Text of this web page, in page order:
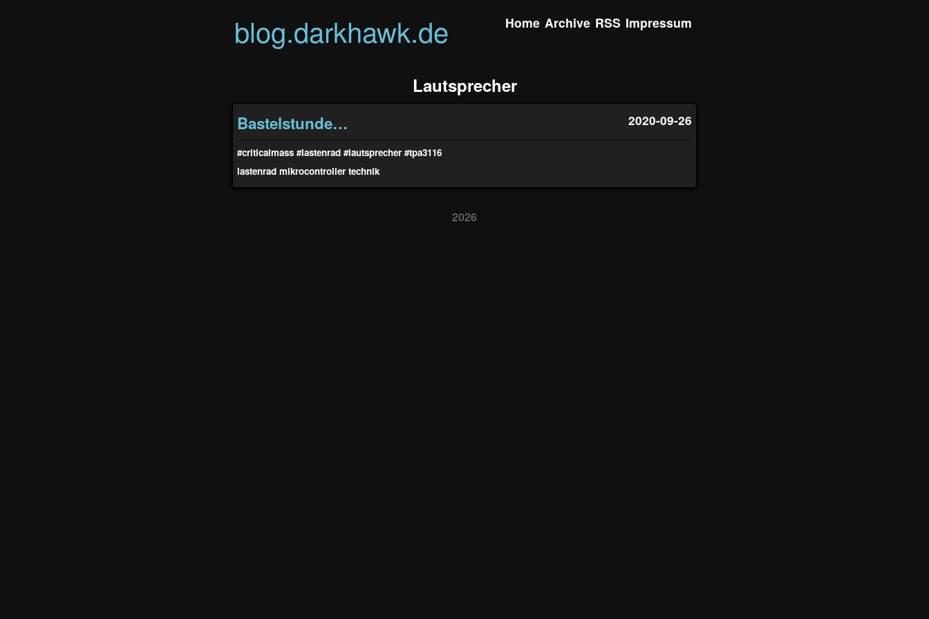
blog.darkhawk.de Home Archive RSS Impressum
Lautsprecher
Bastelstunde… 2020-09-26
#criticalmass #lastenrad #lautsprecher #tpa3116
lastenrad mikrocontroller technik
2026